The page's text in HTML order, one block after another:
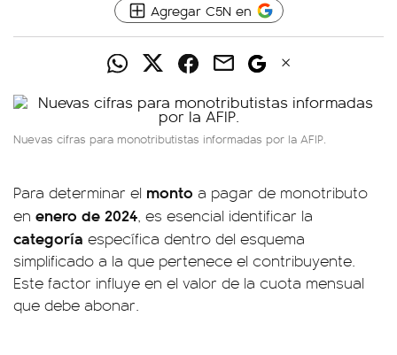
Agregar C5N en
Nuevas cifras para monotributistas informadas por la AFIP.
Para determinar el monto a pagar de monotributo
en enero de 2024, es esencial identificar la
categoría específica dentro del esquema
simplificado a la que pertenece el contribuyente.
Este factor influye en el valor de la cuota mensual
que debe abonar.